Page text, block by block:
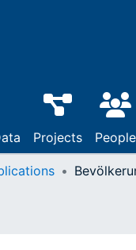
Projects People